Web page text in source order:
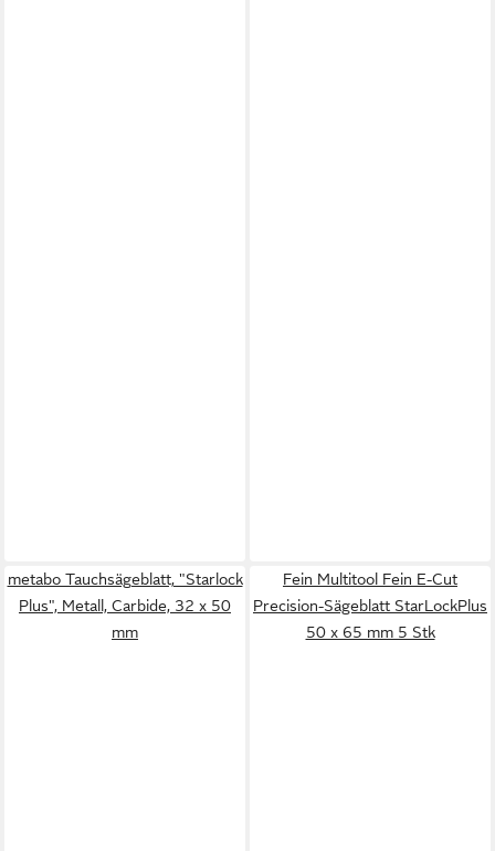
metabo Tauchsägeblatt, "Starlock
Plus", Metall, Carbide, 32 x 50
mm
Fein Multitool Fein E-Cut
Precision-Sägeblatt StarLockPlus
50 x 65 mm 5 Stk